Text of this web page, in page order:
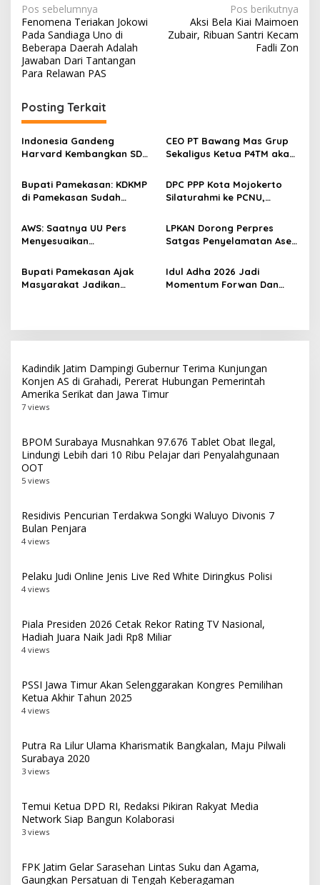
N
a
v
i
a
s
i
o
Pos sebelumnya
Fenomena Teriakan Jokowi
Pada Sandiaga Uno di
Beberapa Daerah Adalah
Jawaban Dari Tantangan
Para Relawan PAS
Pos berikutnya
Aksi Bela Kiai Maimoen
Zubair, Ribuan Santri Kecam
Fadli Zon
Posting Terkait
Indonesia Gandeng
Harvard Kembangkan SDM
Dunia
CEO PT Bawang Mas Grup
Sekaligus Ketua P4TM akan
Tembakau di Madura
Bupati Pamekasan: KDKMP
di Pamekasan Sudah
Selesai Akhir Juli 2026
DPC PPP Kota Mojokerto
Silaturahmi ke PCNU,
Masyarakat
AWS: Saatnya UU Pers
Menyesuaikan
Digital dan AI
LPKAN Dorong Perpres
Satgas Penyelamatan Aset
Pemberantasan Korupsi
Bupati Pamekasan Ajak
Masyarakat Jadikan
‎Idul Adha 2026 Jadi
Momentum Forwan Dan
Kadindik Jatim Dampingi Gubernur Terima Kunjungan
Konjen AS di Grahadi, Pererat Hubungan Pemerintah
Amerika Serikat dan Jawa Timur
7 views
BPOM Surabaya Musnahkan 97.676 Tablet Obat Ilegal,
Lindungi Lebih dari 10 Ribu Pelajar dari Penyalahgunaan
OOT
5 views
Residivis Pencurian Terdakwa Songki Waluyo Divonis 7
Bulan Penjara
4 views
Pelaku Judi Online Jenis Live Red White Diringkus Polisi
4 views
Piala Presiden 2026 Cetak Rekor Rating TV Nasional,
Hadiah Juara Naik Jadi Rp8 Miliar
4 views
PSSI Jawa Timur Akan Selenggarakan Kongres Pemilihan
Ketua Akhir Tahun 2025
4 views
Putra Ra Lilur Ulama Kharismatik Bangkalan, Maju Pilwali
Surabaya 2020
3 views
Temui Ketua DPD RI, Redaksi Pikiran Rakyat Media
Network Siap Bangun Kolaborasi
3 views
FPK Jatim Gelar Sarasehan Lintas Suku dan Agama,
Gaungkan Persatuan di Tengah Keberagaman